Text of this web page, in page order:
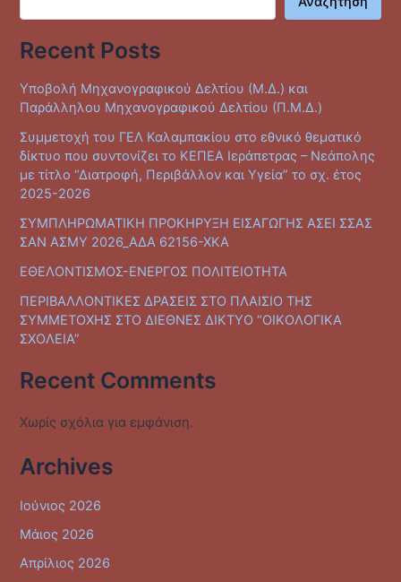
Recent Posts
Yποβολή Μηχανογραφικού Δελτίου (Μ.Δ.) και
Παράλληλου Μηχανογραφικού Δελτίου (Π.Μ.Δ.)
Συμμετοχή του ΓΕΛ Καλαμπακίου στο εθνικό θεματικό
δίκτυο που συντονίζει το ΚΕΠΕΑ Ιεράπετρας – Νεάπολης
με τίτλο “Διατροφή, Περιβάλλον και Υγεία” το σχ. έτος
2025-2026
ΣΥΜΠΛΗΡΩΜΑΤΙΚΗ ΠΡΟΚΗΡΥΞΗ ΕΙΣΑΓΩΓΗΣ ΑΣΕΙ ΣΣΑΣ
ΣΑΝ ΑΣΜΥ 2026_ΑΔΑ 62156-ΧΚΑ
ΕΘΕΛΟΝΤΙΣΜΟΣ-ΕΝΕΡΓΟΣ ΠΟΛΙΤΕΙΟΤΗΤΑ
ΠΕΡΙΒΑΛΛΟΝΤΙΚΕΣ ΔΡΑΣΕΙΣ ΣΤΟ ΠΛΑΙΣΙΟ ΤΗΣ
ΣΥΜΜΕΤΟΧΗΣ ΣΤΟ ΔΙΕΘΝΕΣ ΔΙΚΤΥΟ “ΟΙΚΟΛΟΓΙΚΑ
ΣΧΟΛΕΙΑ”
Recent Comments
Χωρίς σχόλια για εμφάνιση.
Archives
Ιούνιος 2026
Μάιος 2026
Απρίλιος 2026